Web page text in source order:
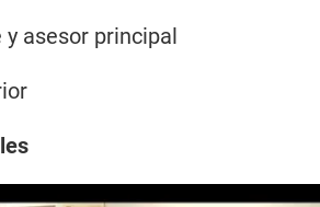
asesor principal